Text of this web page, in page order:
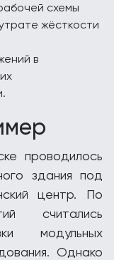
схемы
жёсткости
в
проводилось
здания под
центр. По
считались
модульных
Однако